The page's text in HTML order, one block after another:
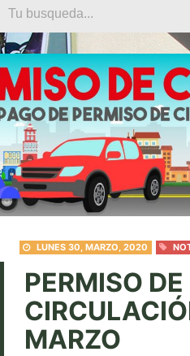
LUNES 30, MARZO, 2020
PERMISO DE
MARZO